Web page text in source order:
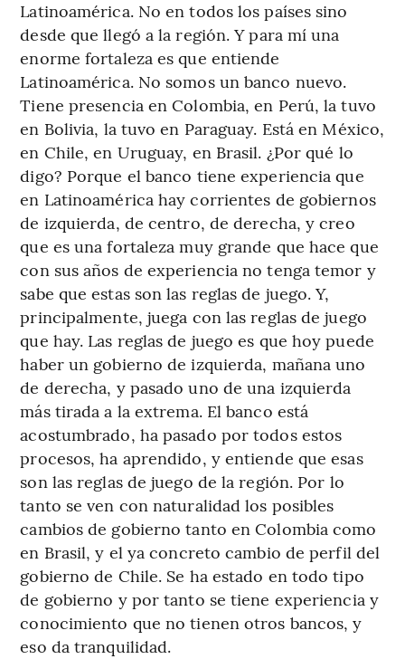
Latinoamérica. No en todos los países sino
desde que llegó a la región. Y para mí una
enorme fortaleza es que entiende
Latinoamérica. No somos un banco nuevo.
Tiene presencia en Colombia, en Perú, la tuvo
en Bolivia, la tuvo en Paraguay. Está en México,
en Chile, en Uruguay, en Brasil. ¿Por qué lo
digo? Porque el banco tiene experiencia que
en Latinoamérica hay corrientes de gobiernos
de izquierda, de centro, de derecha, y creo
que es una fortaleza muy grande que hace que
con sus años de experiencia no tenga temor y
sabe que estas son las reglas de juego. Y,
principalmente, juega con las reglas de juego
que hay. Las reglas de juego es que hoy puede
haber un gobierno de izquierda, mañana uno
de derecha, y pasado uno de una izquierda
más tirada a la extrema. El banco está
acostumbrado, ha pasado por todos estos
procesos, ha aprendido, y entiende que esas
son las reglas de juego de la región. Por lo
tanto se ven con naturalidad los posibles
cambios de gobierno tanto en Colombia como
en Brasil, y el ya concreto cambio de perfil del
gobierno de Chile. Se ha estado en todo tipo
de gobierno y por tanto se tiene experiencia y
conocimiento que no tienen otros bancos, y
eso da tranquilidad.